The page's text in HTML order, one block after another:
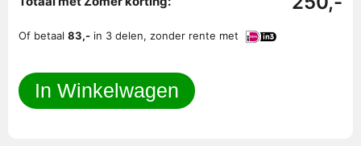
kussens
Of betaal 83,-in 3 delen, zonder rente met
In Winkelwagen